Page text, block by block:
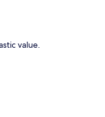
value.